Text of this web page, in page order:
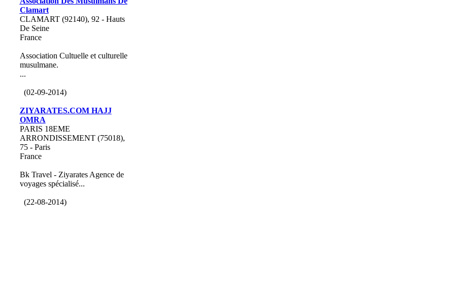
Clamart
CLAMART (92140), 92 - Hauts
De Seine
France
Association Cultuelle et culturelle
musulmane.
...
(02-09-2014)
ZIYARATES.COM HAJJ
OMRA
PARIS 18EME
ARRONDISSEMENT (75018),
75 - Paris
France
Bk Travel - Ziyarates Agence de
voyages spécialisé...
(22-08-2014)